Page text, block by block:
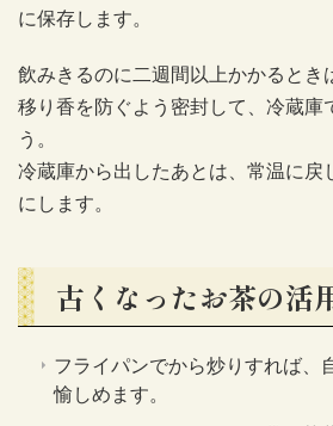
に保存します。
飲みきるのに二週間以上かかるとき
移り香を防ぐよう密封して、冷蔵庫
う。
冷蔵庫から出したあとは、常温に戻
にします。
古くなったお茶の活
フライパンでから炒りすれば、
愉しめます。